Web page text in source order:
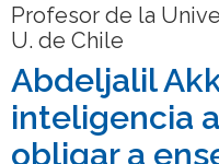
Profesor de la
U. de Chile
Abdeljalil
inteligencia
obligar a